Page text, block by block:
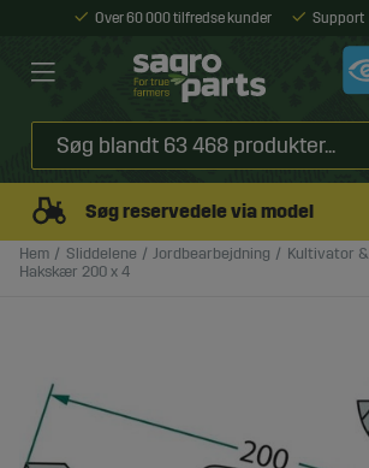
Over 60 000 tilfredse kunder Support
Søg reservedele via model
Hem Sliddelene Jordbearbejdning
Kultivator
Hakskær 200 x 4